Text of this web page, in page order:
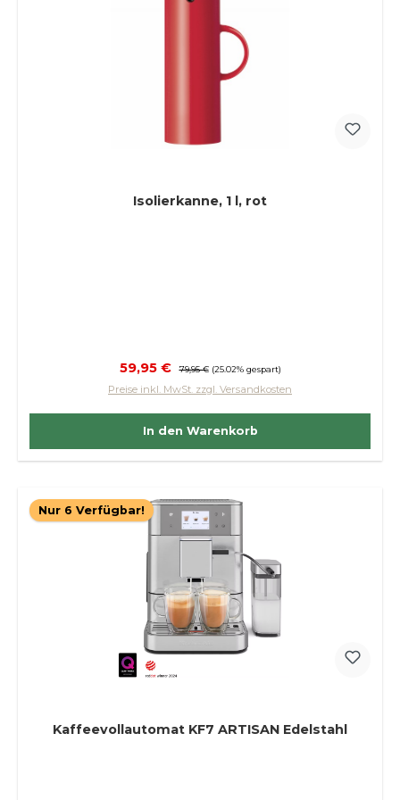
Isolierkanne, 1 l, rot
Verkaufspreis:
59,95 € Regulärer Preis:
79,95 € (25.02% gespart)
Preise inkl. MwSt. zzgl. Versandkosten
In den Warenkorb
Nur 6 Verfügbar!
Kaffeevollautomat KF7 ARTISAN Edelstahl